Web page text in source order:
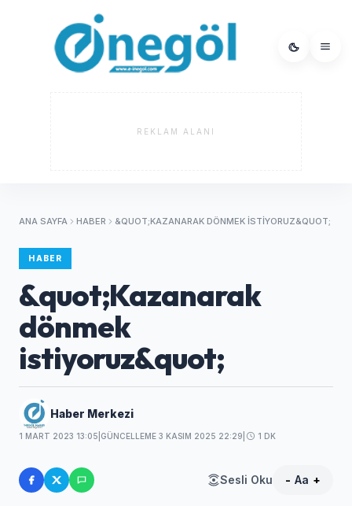
REKLAM ALANI
ANA SAYFA HABER &QUOT;KAZANARAK DÖNMEK ISTIYORUZ&QUOT;
HABER
&quot;Kazanarak
dönmek
istiyoruz&quot;
Haber Merkezi
1 MART 2023 13:05 GÜNCELLEME 3 KASIM 2025 22:29 1 DK
Sesli Oku - Aa +